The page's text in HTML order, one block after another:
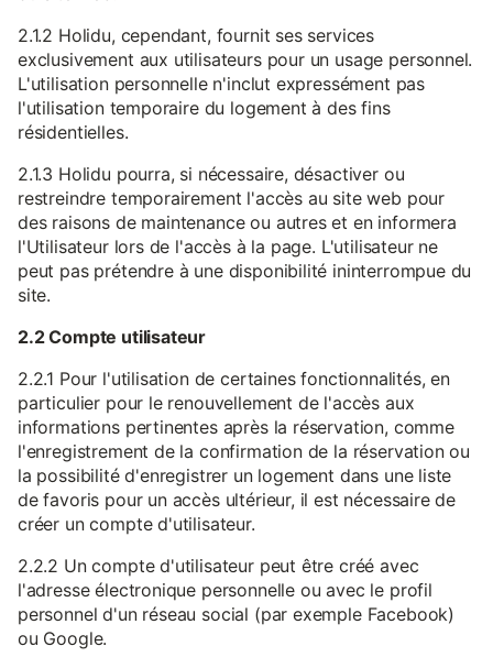
2.1.2 Holidu, cependant, fournit ses services
exclusivement aux utilisateurs pour un usage personnel.
L'utilisation personnelle n'inclut expressément pas
l'utilisation temporaire du logement à des fins
résidentielles.
2.1.3 Holidu pourra, si nécessaire, désactiver ou
restreindre temporairement l'accès au site web pour
des raisons de maintenance ou autres et en informera
l'Utilisateur lors de l'accès à la page. L'utilisateur ne
peut pas prétendre à une disponibilité ininterrompue du
site.
2.2 Compte utilisateur
2.2.1 Pour l'utilisation de certaines fonctionnalités, en
particulier pour le renouvellement de l'accès aux
informations pertinentes après la réservation, comme
l'enregistrement de la confirmation de la réservation ou
la possibilité d'enregistrer un logement dans une liste
de favoris pour un accès ultérieur, il est nécessaire de
créer un compte d'utilisateur.
2.2.2 Un compte d'utilisateur peut être créé avec
l'adresse électronique personnelle ou avec le profil
personnel d'un réseau social (par exemple Facebook)
ou Google.